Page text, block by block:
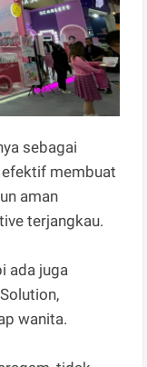
sebagai
membuat
aman
terjangkau.
ada juga
wanita.